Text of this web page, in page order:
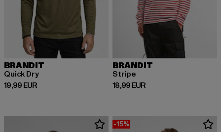
BRANDIT
Quick Dry
19,99 EUR
Derzeitiger Preis: 19,99 EUR
BRANDIT
Stripe
18,99 EUR
Derzeitiger Preis: 18,99 EUR
-15%